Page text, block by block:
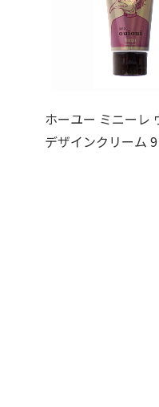
ホーユー ミニーレ
デザインクリーム